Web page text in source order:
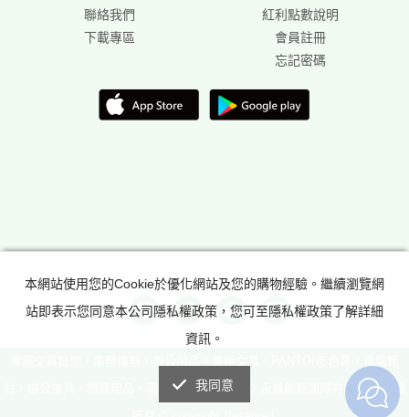
聯絡我們
下載專區
紅利點數說明
會員註冊
忘記密碼
材，辦公傢具，體育用品，滿足所有辦公室需求! 永昌創新國際有限公司 版權
本網站使用您的Cookie於優化網站及您的購物經驗。繼續瀏覽網
站即表示您同意本公司隱私權政策，您可至隱私權政策了解詳細
資訊。
我同意